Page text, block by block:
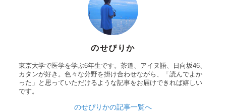
のせぴりか
東京大学で医学を学ぶ6年生です。茶道、アイヌ語、日向坂46、
カタンが好き。色々な分野を掛け合わせながら、「読んでよか
った」と思っていただけるような記事をお届けできれば嬉しい
です。
のせぴりかの記事一覧へ